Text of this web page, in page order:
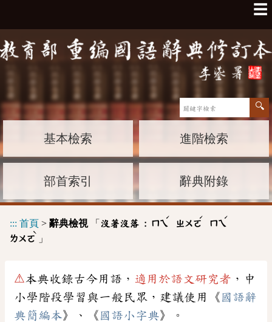
☰
基本檢索 進階檢索
部首索引 辭典附錄
::: 首頁 > 辭典檢視「 沒著沒落 : ㄇㄟ
ˊ
ㄓㄨㄛ
ˊ
ㄇㄟ
ˊ
ㄌㄨㄛ
ˋ
」
⚠本典收錄古今用語， 適用於語文研究者 ，中
小學階段學習與一般民眾，建議使用《 國語辭
典簡編本》、《 國語小字典》。